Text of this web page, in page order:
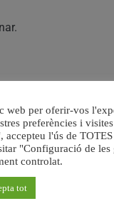
intactes a les
web per oferir-vos
preferències i
l'ús de TOTES
"Configuració de les
controlat.
tot